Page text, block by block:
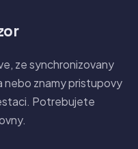
ze synchronizovany
nebo znamy pristupovy
Potrebujete